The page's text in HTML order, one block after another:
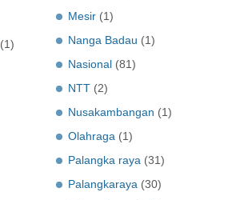
(1)
Mesir (1)
Nanga Badau (1)
Nasional (81)
NTT (2)
Nusakambangan (1)
Olahraga (1)
Palangka raya (31)
Palangkaraya (30)